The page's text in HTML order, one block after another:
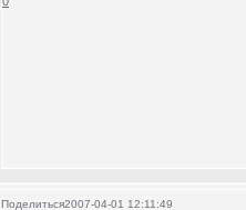
Поделиться2007-04-01 12:11:49